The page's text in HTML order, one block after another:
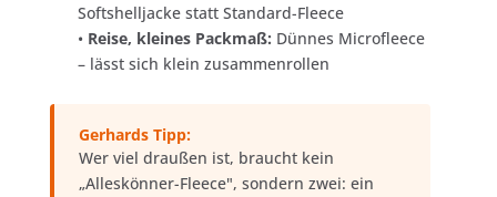
Softshelljacke statt Standard-Fleece
• Reise, kleines Packmaß: Dünnes Microfleece
– lässt sich klein zusammenrollen
Gerhards Tipp:
Wer viel draußen ist, braucht kein
„Alleskönner-Fleece", sondern zwei: ein